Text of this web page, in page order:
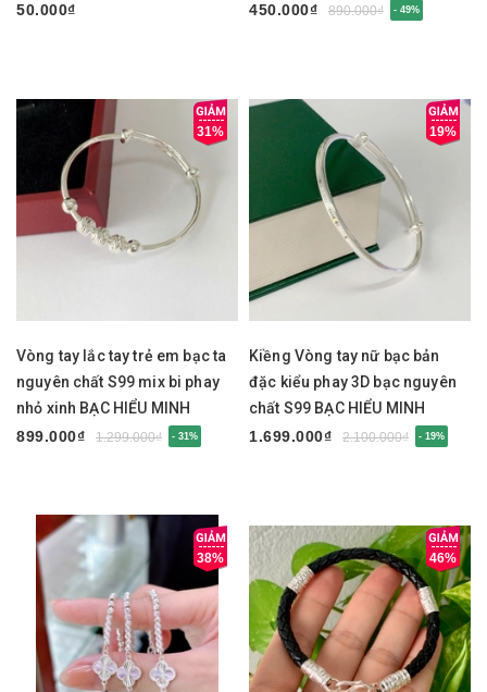
50.000₫
450.000₫
890.000₫ - 49%
31%
Vòng tay lắc tay trẻ em bạc ta
nguyên chất S99 mix bi phay
nhỏ xinh BẠC HIỂU MINH
LTE585
899.000₫ 1.299.000₫ - 31%
19%
Kiềng Vòng tay nữ bạc bản
đặc kiểu phay 3D bạc nguyên
chất S99 BẠC HIỂU MINH
LTU675
1.699.000₫ 2.100.000₫ - 19%
38% 46%